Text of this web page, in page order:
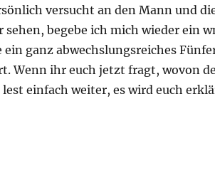
versucht an den Mann und
sehen, begebe ich mich wieder ein
ein ganz abwechslungsreiches
Wenn ihr euch jetzt fragt, wovon
einfach weiter, es wird euch
Sammlung – 2006“